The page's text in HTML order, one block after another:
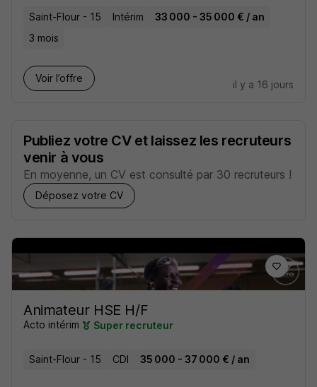
Saint-Flour - 15 Intérim
33 000 - 35 000 € / an
3 mois
Voir l’offre
il y a 16 jours
Publiez votre CV et laissez les recruteurs
venir à vous
En moyenne, un CV est consulté par 30 recruteurs !
Déposez votre CV
Animateur HSE H/F
Acto intérim Super recruteur
Saint-Flour - 15 CDI 35 000 - 37 000 € / an